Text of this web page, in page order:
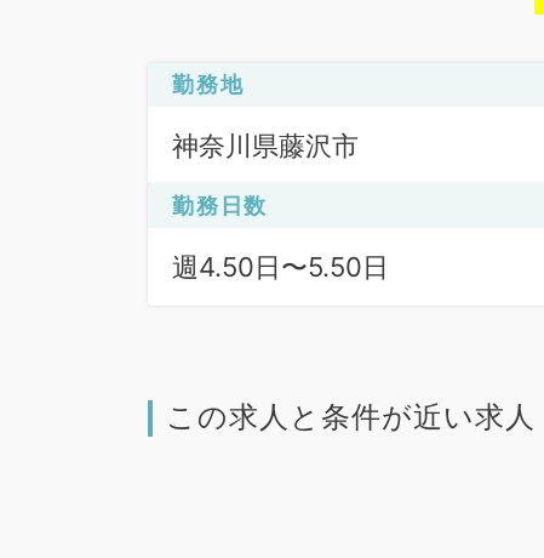
勤務地
神奈川県藤沢市
勤務日数
週4.50日〜5.50日
この求人と条件が近い求人